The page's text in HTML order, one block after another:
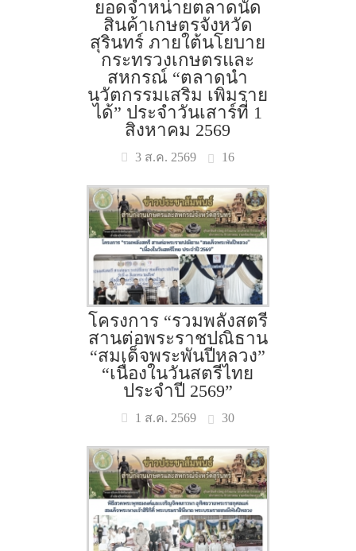
ยอดจำหน่ายตลาดนัด
สินค้าเกษตรจังหวัด
สุรินทร์ ภายใต้นโยบาย
กระทรวงเกษตรและ
สหกรณ์ “ตลาดนำ
นวัตกรรมเสริม เพิ่มราย
ได้” ประจำวันเสาร์ที่ 1
สิงหาคม 2569
3 ส.ค. 2569 16
โครงการ “รวมพลังสตรี
สานต่อพระราชปณิธาน
“สมเด็จพระพันปีหลวง”
“เนื่องในวันสตรีไทย
ประจำปี 2569”
1 ส.ค. 2569 30